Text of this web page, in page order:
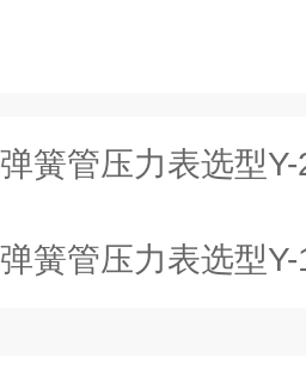
弹簧管压力表选型
弹簧管压力表选型